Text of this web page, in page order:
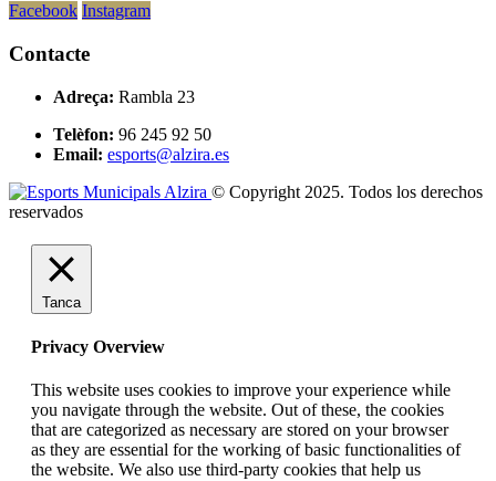
Facebook Instagram
Contacte
Adreça: Rambla 23
Telèfon: 96 245 92 50
Email: esports@alzira.es
© Copyright 2025. Todos los derechos
reservados
Tanca
Privacy Overview
This website uses cookies to improve your experience while
you navigate through the website. Out of these, the cookies
that are categorized as necessary are stored on your browser
as they are essential for the working of basic functionalities of
the website. We also use third-party cookies that help us